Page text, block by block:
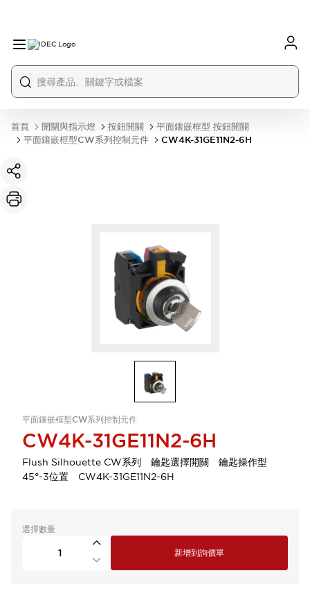
首頁 開關與指示燈 按鈕開關
平面鑲嵌框型 按鈕開關
平面鑲嵌框型CW系列控制元件
CW4K-31GE11N2-6H
平面鑲嵌框型CW系列控制元件
CW4K-31GE11N2-6H
Flush Silhouette CW系列 鑰匙選擇開關 鑰匙操作型
45°-3位置 CW4K-31GE11N2-6H
選擇數量
新增到詢價單